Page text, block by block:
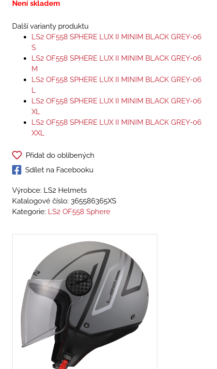
Není skladem
Další varianty produktu
LS2 OF558 SPHERE LUX II MINIM BLACK GREY-06
S
LS2 OF558 SPHERE LUX II MINIM BLACK GREY-06
M
LS2 OF558 SPHERE LUX II MINIM BLACK GREY-06
L
LS2 OF558 SPHERE LUX II MINIM BLACK GREY-06
XL
LS2 OF558 SPHERE LUX II MINIM BLACK GREY-06
XXL
Přidat do oblíbených
Sdílet na Facebooku
Výrobce: LS2 Helmets
Katalogové číslo: 365586365XS
Kategorie: LS2 OF558 Sphere